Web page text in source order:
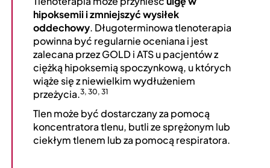
hipoksemii i zmniejszyć wysiłek
oddechowy. Długoterminowa tlenoterapia
powinna być regularnie oceniana i jest
zalecana przez GOLD i ATS u pacjentów z
ciężką hipoksemią spoczynkową, u których
wiąże się z niewielkim wydłużeniem
przeżycia.3, 30, 31
Tlen może być dostarczany za pomocą
koncentratora tlenu, butli ze sprężonym lub
ciekłym tlenem lub za pomocą respiratora.